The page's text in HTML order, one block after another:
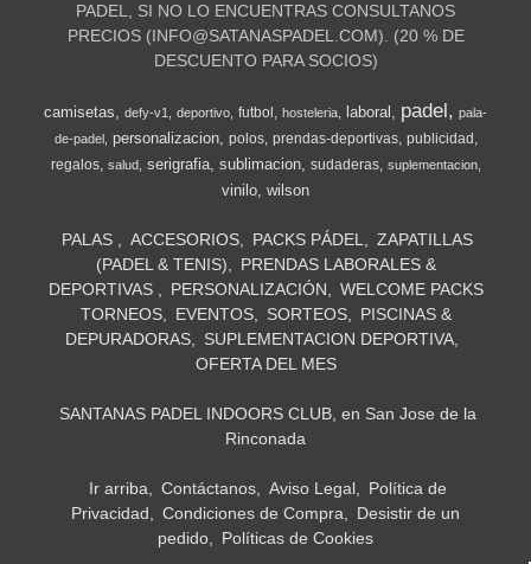
PADEL, SI NO LO ENCUENTRAS CONSULTANOS
PRECIOS (INFO@SATANASPADEL.COM). (20 % DE
DESCUENTO PARA SOCIOS)
camisetas defy-v1 deportivo futbol hosteleria laboral padel
pala-
de-padel
personalizacion polos prendas-deportivas publicidad
regalos
salud serigrafia sublimacion sudaderas suplementacion
vinilo wilson
PALAS ACCESORIOS PACKS PÁDEL
ZAPATILLAS
(PADEL & TENIS)
PRENDAS LABORALES &
DEPORTIVAS
PERSONALIZACIÓN
WELCOME PACKS
TORNEOS
EVENTOS SORTEOS
PISCINAS &
DEPURADORAS
SUPLEMENTACION DEPORTIVA
OFERTA DEL MES
SANTANAS PADEL INDOORS CLUB, en San Jose de la
Rinconada
Ir arriba Contáctanos Aviso Legal
Política de
Privacidad
Condiciones de Compra
Desistir de un
pedido
Políticas de Cookies